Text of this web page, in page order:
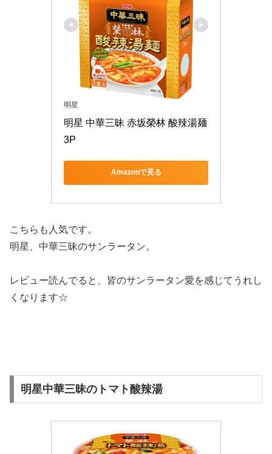
明星
明星 中華三昧 赤坂榮林 酸辣湯麺
3P
Amazonで見る
こちらも人気です。
明星、中華三昧のサンラータン。
レビュー読んでると、皆のサンラータン愛を感じてうれし
くなります☆
明星中華三昧のトマト酸辣湯